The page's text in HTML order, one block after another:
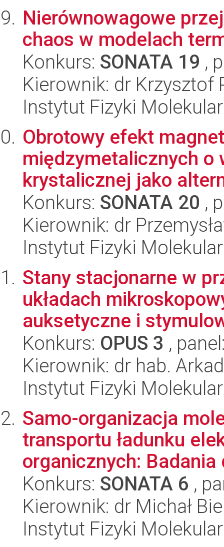
Nierównowagowe
chaos w modelach
Konkurs: SONATA 19 ,
Kierownik: dr Krzysztof
Instytut Fizyki
Obrotowy efekt
międzymetalicznych
krystalicznej jako
Konkurs: SONATA 20 ,
Kierownik: dr
Instytut Fizyki
Stany stacjonarne w
układach
auksetyczne i
Konkurs: OPUS 3 ,
Kierownik: dr hab.
Instytut Fizyki
Samo-organizacja
transportu ładunku
organicznych: Badania
Konkurs: SONATA 6 ,
Kierownik: dr Michał
Instytut Fizyki